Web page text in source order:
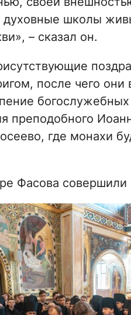
духовные школы
– сказал он.
после чего они
преподобного
где монахи
Фасова совершили